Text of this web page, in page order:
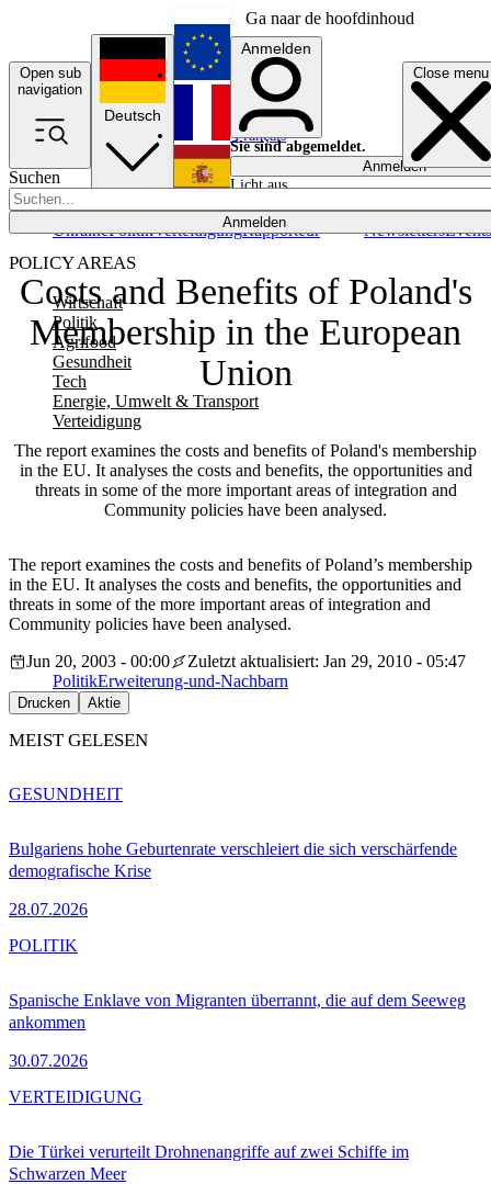
Ga naar de hoofdinhoud
Open sub
navigation
Close menu
Suchen
Anmelden
POLICY AREAS
Wirtschaft
Politik
Agrifood
Gesundheit
Tech
Energie, Umwelt & Transport
Verteidigung
UkrainePolitikVerteidigungRapporteur NewslettersEvents
Deutsch
English
Français
Anmelden
Sie sind abgemeldet.
Anmelden
Licht aus
Costs and Benefits of Poland's
Membership in the European
Union
The report examines the costs and benefits of Poland's membership
in the EU. It analyses the costs and benefits, the opportunities and
threats in some of the more important areas of integration and
Community policies have been analysed.
The report examines the costs and benefits of Poland’s membership
in the EU. It analyses the costs and benefits, the opportunities and
threats in some of the more important areas of integration and
Community policies have been analysed.
Jun 20, 2003 - 00:00
Zuletzt aktualisiert: Jan 29, 2010 - 05:47
PolitikErweiterung-und-Nachbarn
Drucken Aktie
MEIST GELESEN
Bulgariens hohe Geburtenrate verschleiert die sich verschärfende
demografische Krise
28.07.2026
GESUNDHEIT
Spanische Enklave von Migranten überrannt, die auf dem Seeweg
ankommen
30.07.2026
POLITIK
Die Türkei verurteilt Drohnenangriffe auf zwei Schiffe im
Schwarzen Meer
VERTEIDIGUNG